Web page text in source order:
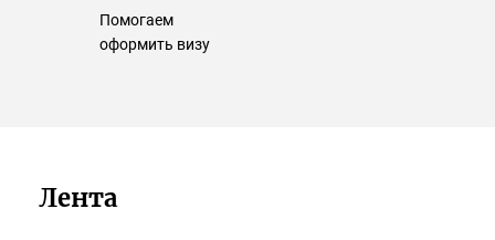
Помогаем
оформить визу
Лента